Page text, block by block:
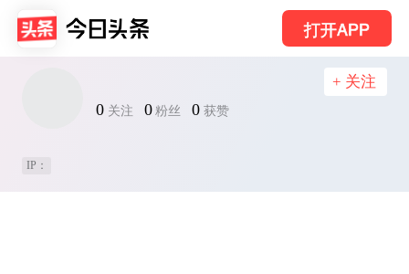
打开APP
0 关注 0 粉丝 0 获赞
+ 关注
IP：